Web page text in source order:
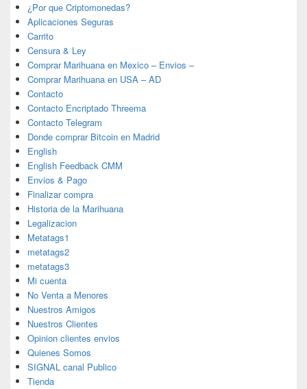
¿Por que Criptomonedas?
Aplicaciones Seguras
Carrito
Censura & Ley
Comprar Marihuana en Mexico – Envios –
Comprar Marihuana en USA – AD
Contacto
Contacto Encriptado Threema
Contacto Telegram
Donde comprar Bitcoin en Madrid
English
English Feedback CMM
Envios & Pago
Finalizar compra
Historia de la Marihuana
Legalizacion
Metatags1
metatags2
metatags3
Mi cuenta
No Venta a Menores
Nuestros Amigos
Nuestros Clientes
Opinion clientes envios
Quienes Somos
SIGNAL canal Publico
Tienda